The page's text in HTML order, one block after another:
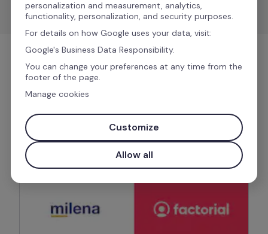
Folha de pagamento
Mais informações
personalization and measurement, analytics,
functionality, personalization, and security purposes.
For details on how Google uses your data, visit:
Google's Business Data Responsibility.
You can change your preferences at any time from the
footer of the page.
Manage cookies
Customize
Allow all